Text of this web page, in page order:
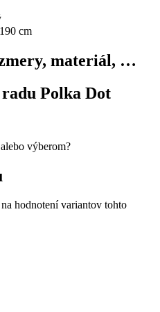
cm
materiál, …
Polka Dot
výberom?
hodnotení variantov tohto